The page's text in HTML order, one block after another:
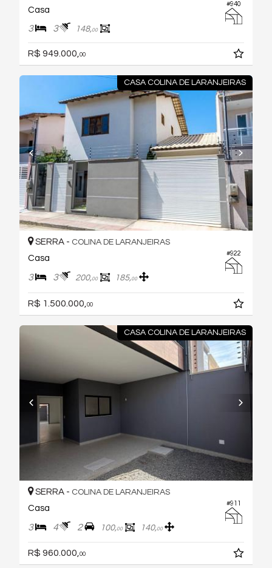
#940
Casa
3 3 148,00
R$ 949.000, 00
CASA COLINA DE LARANJEIRAS
#922
SERRA - COLINA DE LARANJEIRAS
Casa
3 3 200,00 185,00
R$ 1.500.000, 00
CASA COLINA DE LARANJEIRAS
#911
SERRA - COLINA DE LARANJEIRAS
Casa
3 4 2 100,00 140,00
R$ 960.000,00